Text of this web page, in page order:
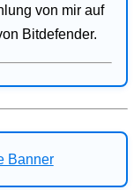
von mir auf
Bitdefender.